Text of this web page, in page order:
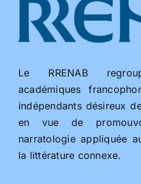
Le RRENAB
académiques
indépendants désireux
en vue de
narratologie appliquée
la littérature connexe.